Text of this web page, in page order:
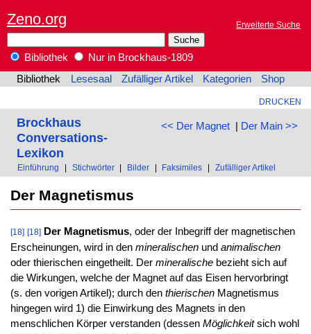
Zeno.org Erweiterte Suche
Bibliothek
Nur in Brockhaus-1809
Bibliothek
Lesesaal Zufälliger Artikel Kategorien Shop
DRUCKEN
<< Der Magnet| Der Main >>
Brockhaus
Conversations-
Lexikon
Einführung Stichwörter Bilder Faksimiles Zufälliger Artikel
Der Magnetismus
[18] [18]Der Magnetismus, oder der Inbegriff der magnetischen
Erscheinungen, wird in den mineralischenund animalischen
oder thierischen eingetheilt. Der mineralischebezieht sich auf
die Wirkungen, welche der Magnet auf das Eisen hervorbringt
(s. den vorigen Artikel); durch den thierischenMagnetismus
hingegen wird 1) die Einwirkung des Magnets in den
menschlichen Körper verstanden (dessen Möglichkeitsich wohl